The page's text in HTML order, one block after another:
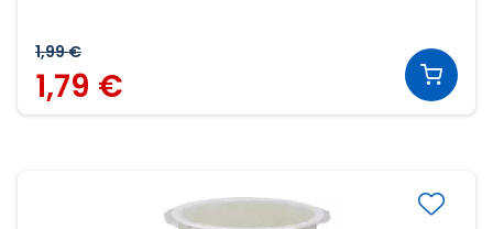
1,99 €
1,79 €